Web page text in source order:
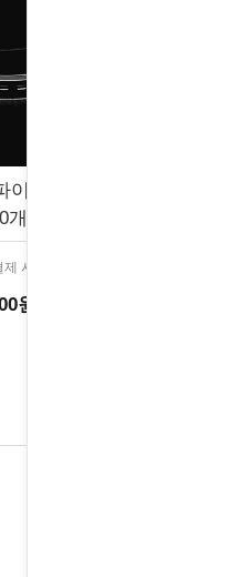
이 뚫린돔리드
개)
시 당일 출고※
원